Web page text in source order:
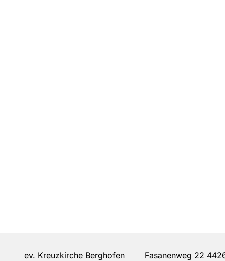
ev. Kreuzkirche Berghofen Fasanenweg 22